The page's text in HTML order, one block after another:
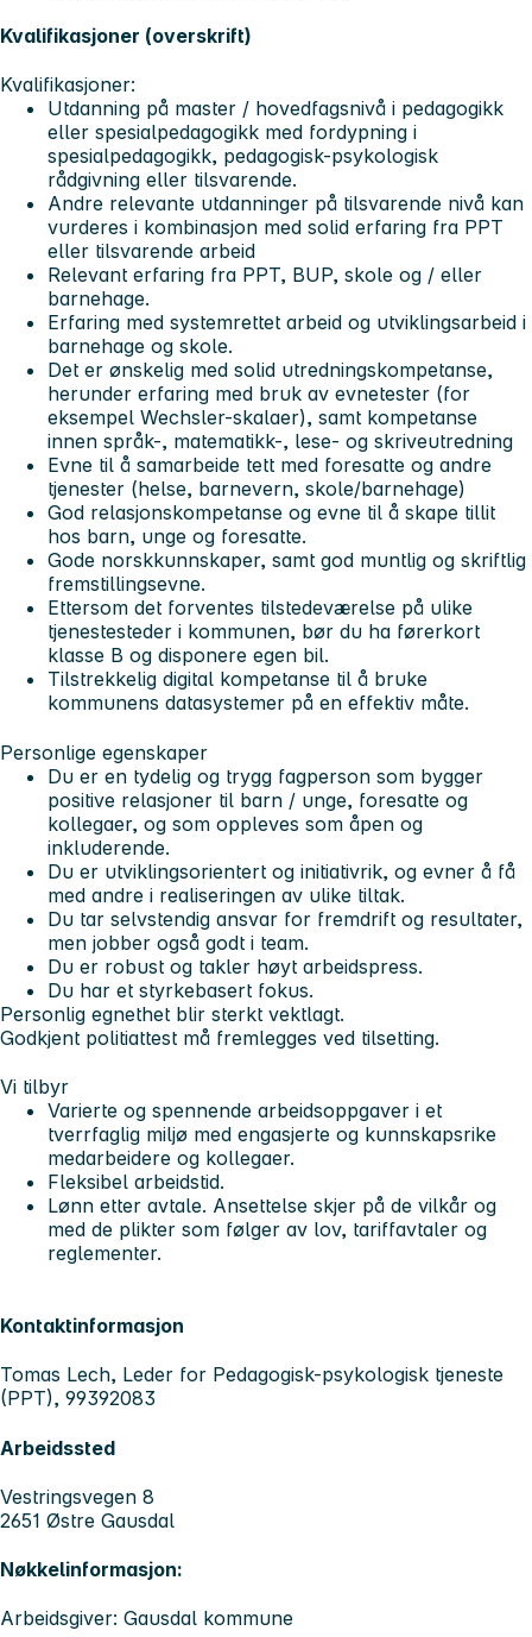
Kvalifikasjoner (overskrift)
Kvalifikasjoner:
Utdanning på master / hovedfagsnivå i pedagogikk
eller spesialpedagogikk med fordypning i
spesialpedagogikk, pedagogisk-psykologisk
rådgivning eller tilsvarende.
Andre relevante utdanninger på tilsvarende nivå kan
vurderes i kombinasjon med solid erfaring fra PPT
eller tilsvarende arbeid
Relevant erfaring fra PPT, BUP, skole og / eller
barnehage.
Erfaring med systemrettet arbeid og utviklingsarbeid i
barnehage og skole.
Det er ønskelig med solid utredningskompetanse,
herunder erfaring med bruk av evnetester (for
eksempel Wechsler-skalaer), samt kompetanse
innen språk-, matematikk-, lese- og skriveutredning
Evne til å samarbeide tett med foresatte og andre
tjenester (helse, barnevern, skole/barnehage)
God relasjonskompetanse og evne til å skape tillit
hos barn, unge og foresatte.
Gode norskkunnskaper, samt god muntlig og skriftlig
fremstillingsevne.
Ettersom det forventes tilstedeværelse på ulike
tjenestesteder i kommunen, bør du ha førerkort
klasse B og disponere egen bil.
Tilstrekkelig digital kompetanse til å bruke
kommunens datasystemer på en effektiv måte.
Personlige egenskaper
Du er en tydelig og trygg fagperson som bygger
positive relasjoner til barn / unge, foresatte og
kollegaer, og som oppleves som åpen og
inkluderende.
Du er utviklingsorientert og initiativrik, og evner å få
med andre i realiseringen av ulike tiltak.
Du tar selvstendig ansvar for fremdrift og resultater,
men jobber også godt i team.
Du er robust og takler høyt arbeidspress.
Du har et styrkebasert fokus.
Personlig egnethet blir sterkt vektlagt.
Godkjent politiattest må fremlegges ved tilsetting.
Vi tilbyr
Varierte og spennende arbeidsoppgaver i et
tverrfaglig miljø med engasjerte og kunnskapsrike
medarbeidere og kollegaer.
Fleksibel arbeidstid.
Lønn etter avtale. Ansettelse skjer på de vilkår og
med de plikter som følger av lov, tariffavtaler og
reglementer.
Kontaktinformasjon
Tomas Lech, Leder for Pedagogisk-psykologisk tjeneste
(PPT), 99392083
Arbeidssted
Vestringsvegen 8
2651 Østre Gausdal
Nøkkelinformasjon:
Arbeidsgiver: Gausdal kommune